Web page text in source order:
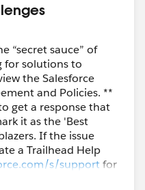
“secret sauce” of
for solutions to
the Salesforce
and Policies. **
get a response that
it as the 'Best
If the issue
a Trailhead Help
s/supportfor